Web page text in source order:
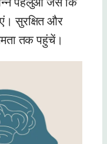
सुरक्षित और
तक पहुंचें।